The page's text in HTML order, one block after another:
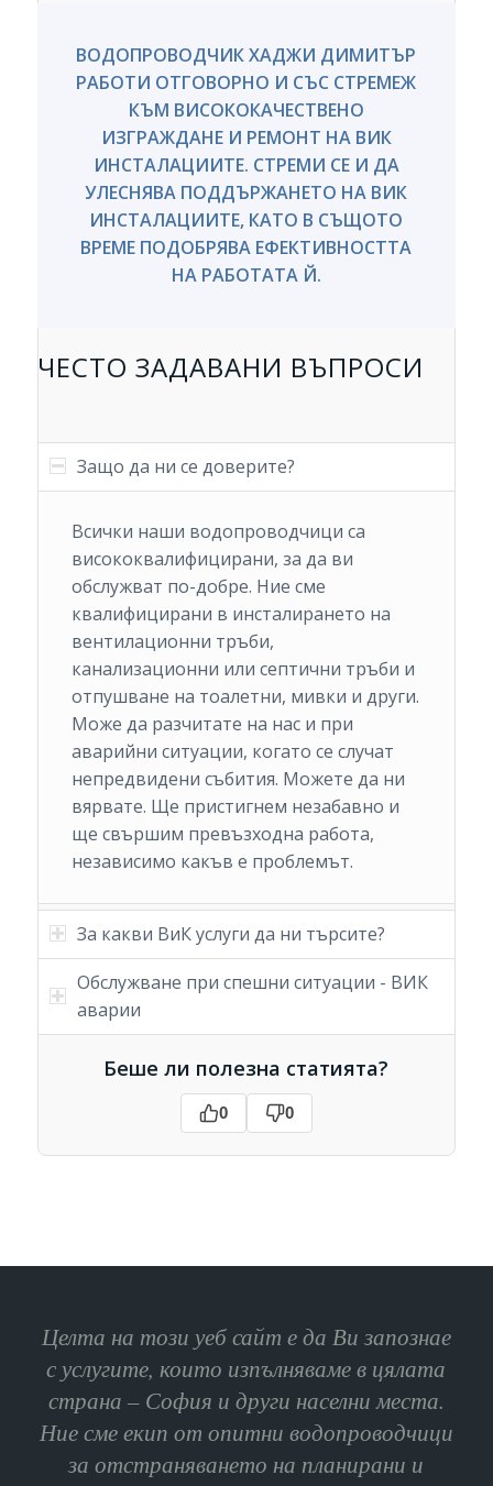
ВОДОПРОВОДЧИК ХАДЖИ ДИМИТЪР
РАБОТИ ОТГОВОРНО И СЪС СТРЕМЕЖ
КЪМ ВИСОКОКАЧЕСТВЕНО
ИЗГРАЖДАНЕ И РЕМОНТ НА ВИК
ИНСТАЛАЦИИТЕ. СТРЕМИ СЕ И ДА
УЛЕСНЯВА ПОДДЪРЖАНЕТО НА ВИК
ИНСТАЛАЦИИТЕ, КАТО В СЪЩОТО
ВРЕМЕ ПОДОБРЯВА ЕФЕКТИВНОСТТА
НА РАБОТАТА Й.
ЧЕСТО ЗАДАВАНИ ВЪПРОСИ
Защо да ни се доверите?
Всички наши водопроводчици са
висококвалифицирани, за да ви
обслужват по-добре. Ние сме
квалифицирани в инсталирането на
вентилационни тръби,
канализационни или септични тръби и
отпушване на тоалетни, мивки и други.
Може да разчитате на нас и при
аварийни ситуации, когато се случат
непредвидени събития. Можете да ни
вярвате. Ще пристигнем незабавно и
ще свършим превъзходна работа,
независимо какъв е проблемът.
За какви ВиК услуги да ни търсите?
Обслужване при спешни ситуации - ВИК
аварии
Беше ли полезна статията?
0 0
Целта на този уеб сайт е да Ви запознае
с услугите, които изпълняваме в цялата
страна – София и други населни места.
Ние сме екип от опитни водопроводчици
за отстраняването на планирани и